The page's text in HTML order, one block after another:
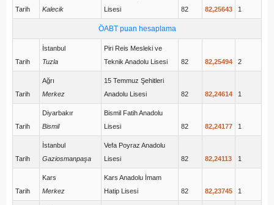
Tarih
Kalecik
Lisesi
82 82,25643 1
ÖABT puan hesaplama
Tarih
İstanbul
Tuzla
Piri Reis Mesleki ve
Teknik Anadolu Lisesi
82 82,25494 2
Tarih
Ağrı
Merkez
15 Temmuz Şehitleri
Anadolu Lisesi
82 82,24614 1
Tarih
Diyarbakır
Bismil
Bismil Fatih Anadolu
Lisesi
82 82,24177 1
Tarih
İstanbul
Gaziosmanpaşa
Vefa Poyraz Anadolu
Lisesi
82 82,24113 1
Tarih
Kars
Merkez
Kars Anadolu İmam
Hatip Lisesi
82 82,23745 1